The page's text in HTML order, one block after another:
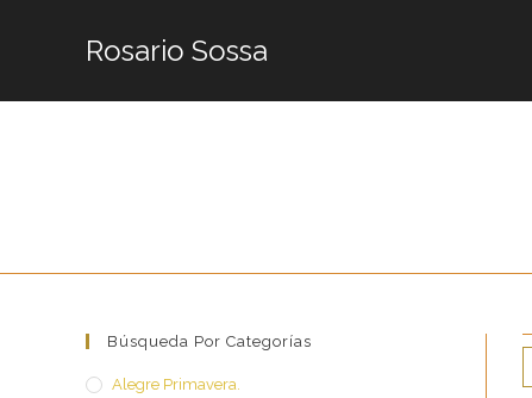
Rosario Sossa
Búsqueda Por Categorías
Alegre Primavera.